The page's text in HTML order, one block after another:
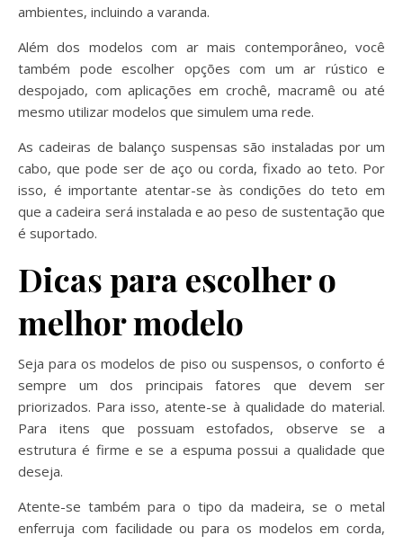
ambientes, incluindo a varanda.
Além dos modelos com ar mais contemporâneo, você
também pode escolher opções com um ar rústico e
despojado, com aplicações em crochê, macramê ou até
mesmo utilizar modelos que simulem uma rede.
As cadeiras de balanço suspensas são instaladas por um
cabo, que pode ser de aço ou corda, fixado ao teto. Por
isso, é importante atentar-se às condições do teto em
que a cadeira será instalada e ao peso de sustentação que
é suportado.
Dicas para escolher o
melhor modelo
Seja para os modelos de piso ou suspensos, o conforto é
sempre um dos principais fatores que devem ser
priorizados. Para isso, atente-se à qualidade do material.
Para itens que possuam estofados, observe se a
estrutura é firme e se a espuma possui a qualidade que
deseja.
Atente-se também para o tipo da madeira, se o metal
enferruja com facilidade ou para os modelos em corda,